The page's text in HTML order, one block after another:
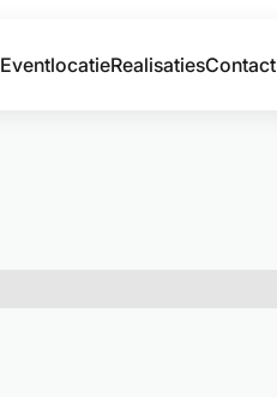
EventlocatieRealisatiesContact